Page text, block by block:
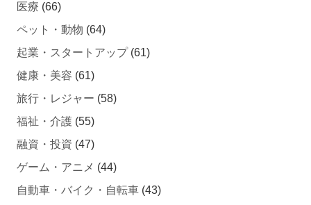
医療 (66)
ペット・動物 (64)
起業・スタートアップ(61)
健康・美容 (61)
旅行・レジャー (58)
福祉・介護 (55)
融資・投資 (47)
ゲーム・アニメ (44)
自動車・バイク・自転車 (43)